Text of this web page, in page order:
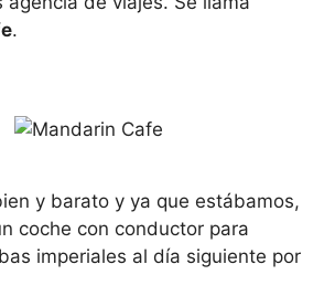
.
y barato y ya que estábamos,
coche con conductor para
imperiales al día siguiente por